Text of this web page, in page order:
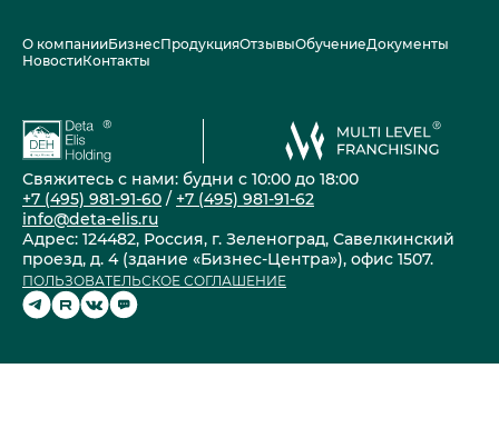
О компанииБизнесПродукцияОтзывыОбучениеДокументы
НовостиКонтакты
Адрес: 124482, Россия, г. Зеленоград, Савелкинский
проезд, д. 4 (здание «Бизнес-Центра»), офис 1507.
ПОЛЬЗОВАТЕЛЬСКОЕ СОГЛАШЕНИЕ
Свяжитесь с нами: будни с 10:00 до 18:00
+7 (495) 981-91-60 / +7 (495) 981-91-62
info@deta-elis.ru